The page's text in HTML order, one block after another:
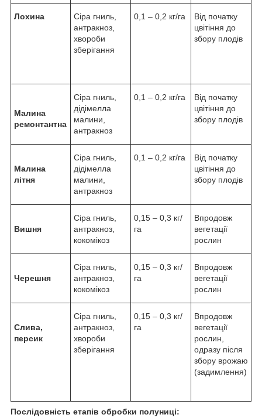
Лохина
Сіра гниль,
антракноз,
хвороби
зберігання
0,1 – 0,2 кг/га
Від початку
цвітіння до
збору плодів
Малина
ремонтантна
Сіра гниль,
дідімелла
малини,
антракноз
0,1 – 0,2 кг/га
Від початку
цвітіння до
збору плодів
Малина
літня
Сіра гниль,
дідімелла
малини,
антракноз
0,1 – 0,2 кг/га
Від початку
цвітіння до
збору плодів
Вишня
Сіра гниль,
антракноз,
кокомікоз
0,15 – 0,3 кг/
га
Впродовж
вегетації
рослин
Черешня
Сіра гниль,
антракноз,
кокомікоз
0,15 – 0,3 кг/
га
Впродовж
вегетації
рослин
Слива,
персик
Сіра гниль,
антракноз,
хвороби
зберігання
0,15 – 0,3 кг/
га
Впродовж
вегетації
рослин,
одразу після
збору врожаю
(задимлення)
Послідовність етапів обробки полуниці: